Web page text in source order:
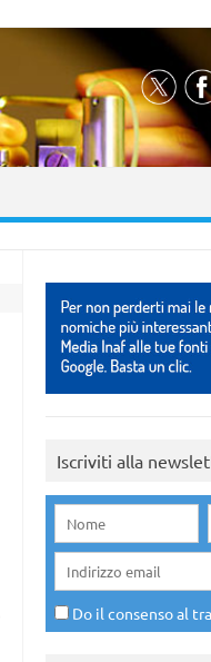
Iscriviti alla
Do il consenso al